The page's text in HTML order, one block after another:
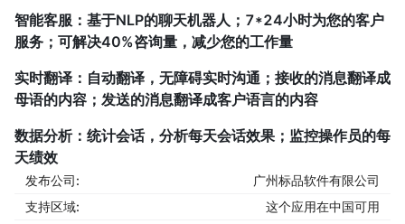
智能客服：基于NLP的聊天机器人；7*24小时为您的客户
服务；可解决40%咨询量，减少您的工作量
实时翻译：自动翻译，无障碍实时沟通；接收的消息翻译成
母语的内容；发送的消息翻译成客户语言的内容
数据分析：统计会话，分析每天会话效果；监控操作员的每
天绩效
发布公司:
广州标品软件有限公司
支持区域:
这个应用在中国可用